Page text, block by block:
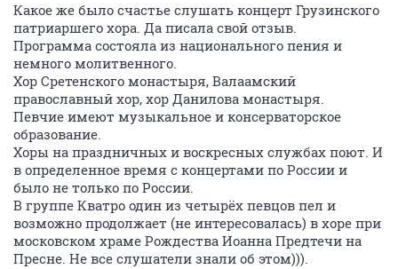
Какое же было счастье слушать концерт Грузинского
патриаршего хора. Да писала свой отзыв.
Программа состояла из национального пения и
немного молитвенного.
Хор Сретенского монастыря, Валаамский
православный хор, хор Данилова монастыря.
Певчие имеют музыкальное и консерваторское
образование.
Хоры на праздничных и воскресных службах поют. И
в определенное время с концертами по России и
было не только по России.
В группе Кватро один из четырёх певцов пел и
возможно продолжает (не интересовалась) в хоре при
московском храме Рождества Иоанна Предтечи на
Пресне. Не все слушатели знали об этом))).